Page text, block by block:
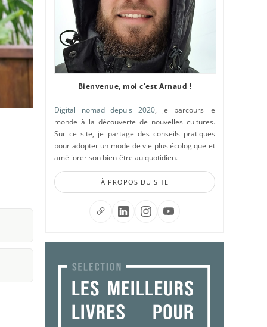
Bienvenue, moi c'est Arnaud !
Digital nomad depuis 2020, je parcours le
monde à la découverte de nouvelles cultures.
Sur ce site, je partage des conseils pratiques
pour adopter un mode de vie plus écologique et
améliorer son bien-être au quotidien.
À PROPOS DU SITE